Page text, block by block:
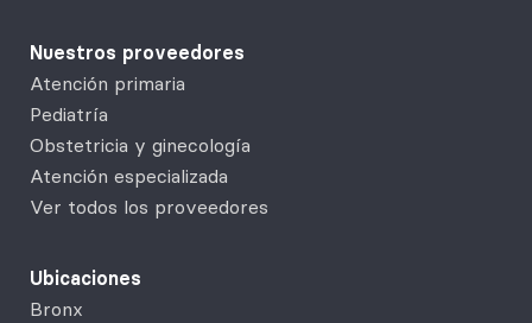
Nuestros proveedores
Atención primaria
Pediatría
Obstetricia y ginecología
Atención especializada
Ver todos los proveedores
Ubicaciones
Bronx